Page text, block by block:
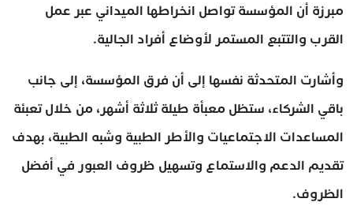
مبرزة أن المؤسسة تواصل انخراطها الميداني عبر عمل
القرب والتتبع المستمر لأوضاع أفراد الجالية.
وأشارت المتحدثة نفسها إلى أن فرق المؤسسة، إلى جانب
باقي الشركاء، ستظل معبأة طيلة ثلاثة أشهر، من خلال تعبئة
المساعدات الاجتماعيات والأطر الطبية وشبه الطبية، بهدف
تقديم الدعم والاستماع وتسهيل ظروف العبور في أفضل
الظروف.